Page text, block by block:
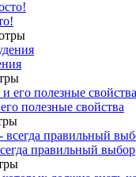
полезные свойства
правильный выбор